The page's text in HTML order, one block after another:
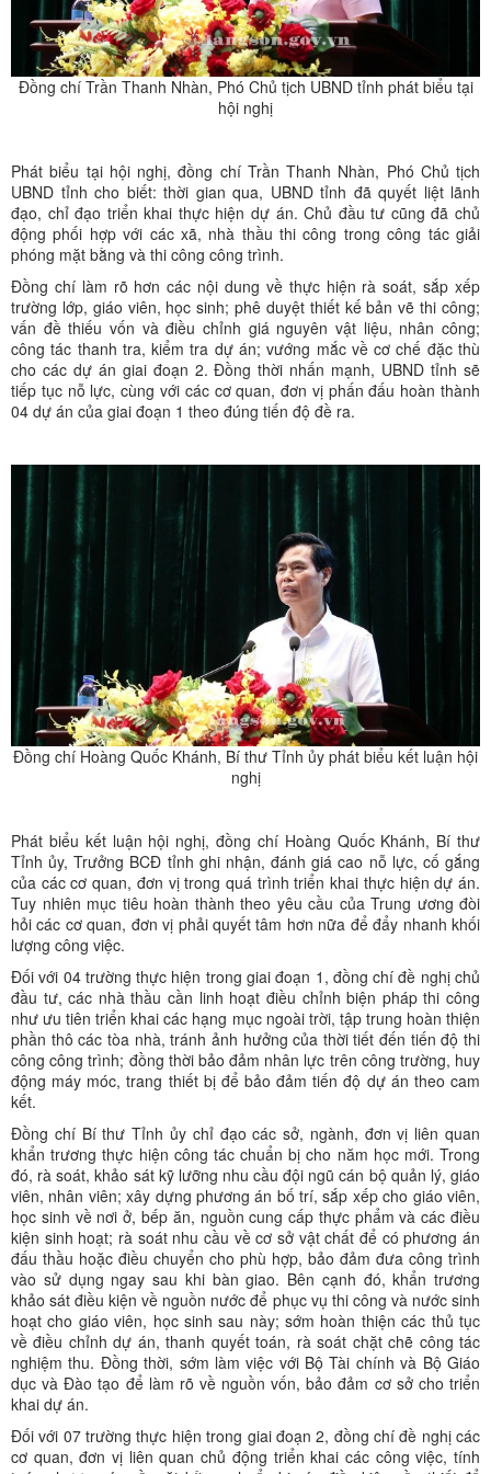
Đồng chí Trần Thanh Nhàn, Phó Chủ tịch UBND tỉnh phát biểu tại
hội nghị
Phát biểu tại hội nghị, đồng chí Trần Thanh Nhàn, Phó Chủ tịch
UBND tỉnh cho biết: thời gian qua, UBND tỉnh đã quyết liệt lãnh
đạo, chỉ đạo triển khai thực hiện dự án. Chủ đầu tư cũng đã chủ
động phối hợp với các xã, nhà thầu thi công trong công tác giải
phóng mặt bằng và thi công công trình.
Đồng chí làm rõ hơn các nội dung về thực hiện rà soát, sắp xếp
trường lớp, giáo viên, học sinh; phê duyệt thiết kế bản vẽ thi công;
vấn đề thiếu vốn và điều chỉnh giá nguyên vật liệu, nhân công;
công tác thanh tra, kiểm tra dự án; vướng mắc về cơ chế đặc thù
cho các dự án giai đoạn 2. Đồng thời nhấn mạnh, UBND tỉnh sẽ
tiếp tục nỗ lực, cùng với các cơ quan, đơn vị phấn đấu hoàn thành
04 dự án của giai đoạn 1 theo đúng tiến độ đề ra.
Đồng chí Hoàng Quốc Khánh, Bí thư Tỉnh ủy phát biểu kết luận hội
nghị
Phát biểu kết luận hội nghị, đồng chí Hoàng Quốc Khánh, Bí thư
Tỉnh ủy, Trưởng BCĐ tỉnh ​ghi nhận, đánh giá cao nỗ lực, cố gắng
của các cơ quan, đơn vị trong quá trình triển khai thực hiện dự án.
Tuy nhiên mục tiêu hoàn thành theo yêu cầu của Trung ương đòi
hỏi các cơ quan, đơn vị phải quyết tâm hơn nữa để đẩy nhanh khối
lượng công việc.
Đối với 04 trường thực hiện trong giai đoạn 1, đồng chí đề nghị chủ
đầu tư, các nhà thầu cần linh hoạt điều chỉnh biện pháp thi công
như ưu tiên triển khai các hạng mục ngoài trời, tập trung hoàn thiện
phần thô các tòa nhà, tránh ảnh hưởng của thời tiết đến tiến độ thi
công công trình; đồng thời bảo đảm nhân lực trên công trường, huy
động máy móc, trang thiết bị để bảo đảm tiến độ dự án theo cam
kết.
Đồng chí Bí thư Tỉnh ủy chỉ đạo các sở, ngành, đơn vị liên quan
khẩn trương thực hiện công tác chuẩn bị cho năm học mới. Trong
đó, rà soát, khảo sát kỹ lưỡng nhu cầu đội ngũ cán bộ quản lý, giáo
viên, nhân viên; xây dựng phương án bố trí, sắp xếp cho giáo viên,
học sinh về nơi ở, bếp ăn, nguồn cung cấp thực phẩm và các điều
kiện sinh hoạt; rà soát nhu cầu về cơ sở vật chất để có phương án
đấu thầu hoặc điều chuyển cho phù hợp, bảo đảm đưa công trình
vào sử dụng ngay sau khi bàn giao. Bên cạnh đó, khẩn trương
khảo sát điều kiện về nguồn nước để phục vụ thi công và nước sinh
hoạt cho giáo viên, học sinh sau này; sớm hoàn thiện các thủ tục
về điều chỉnh dự án, thanh quyết toán, rà soát chặt chẽ công tác
nghiệm thu. Đồng thời, sớm làm việc với Bộ Tài chính và Bộ Giáo
dục và Đào tạo để làm rõ về nguồn vốn, bảo đảm cơ sở cho triển
khai dự án.
Đối với 07 trường thực hiện trong giai đoạn 2, đồng chí đề nghị các
cơ quan, đơn vị liên quan chủ động triển khai các công việc, tính